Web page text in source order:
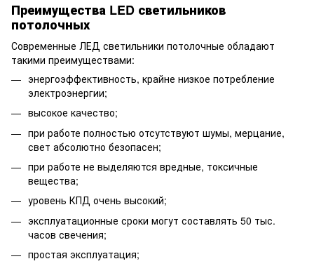
Преимущества LED светильников
потолочных
Современные ЛЕД светильники потолочные обладают
такими преимуществами:
энергоэффективность, крайне низкое потребление
электроэнергии;
высокое качество;
при работе полностью отсутствуют шумы, мерцание,
свет абсолютно безопасен;
при работе не выделяются вредные, токсичные
вещества;
уровень КПД очень высокий;
эксплуатационные сроки могут составлять 50 тыс.
часов свечения;
простая эксплуатация;